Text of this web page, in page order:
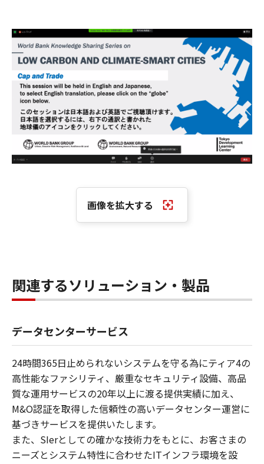
画像を拡大する
関連するソリューション・製品
データセンターサービス
24時間365日止められないシステムを守る為にティア4の
高性能なファシリティ、厳重なセキュリティ設備、高品
質な運用サービスの20年以上に渡る提供実績に加え、
M&O認証を取得した信頼性の高いデータセンター運営に
基づきサービスを提供いたします。
また、SIerとしての確かな技術力をもとに、お客さまの
ニーズとシステム特性に合わせたITインフラ環境を設